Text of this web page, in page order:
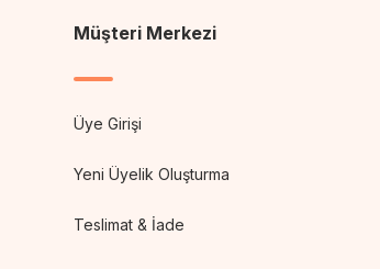
Müşteri Merkezi
Üye Girişi
Yeni Üyelik Oluşturma
Teslimat & İade